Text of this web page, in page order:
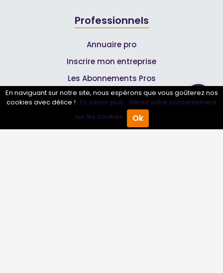
Annuaire Pro Agenda
Professionnels
Annuaire pro
Inscrire mon entreprise
Les Abonnements Pros
Infos
En naviguant sur notre site, nous espérons que vous goûterez nos
cookies avec délice ! En savoir plus. Gérez votre consentement
sur les cookies.
Ok